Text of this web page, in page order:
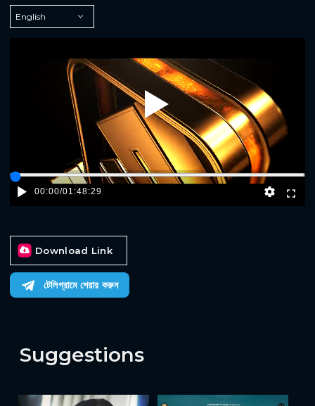
00:00/01:48:29
Download Link
টেলিগ্রামে শেয়ার করুন
Suggestions